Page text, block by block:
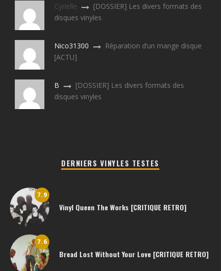
Cyrielle
[DOSSIER] Les divers formats des
disques vinyles
Nico31300
Réparation d’un mange disque
[ACTU]
B
[DOSSIER] Les divers formats des
disques vinyles
DERNIERS VINYLES TESTES
7.9
Vinyl Queen The Works [CRITIQUE RETRO]
7.6
Bread Lost Without Your Love [CRITIQUE RETRO]